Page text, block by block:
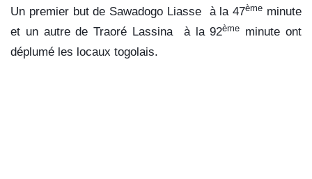
Un premier but de Sawadogo Liasse à la 47ème minute
et un autre de Traoré Lassina à la 92ème minute ont
déplumé les locaux togolais.